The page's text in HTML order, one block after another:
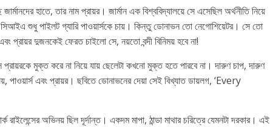
হাতে, তার নাম প্রায়র। জার্মান এক বিশ্ববিদ্যালয়ে সে এসেছিল অর্থনীতি নিয়ে
শুধু পাইলট গ্যারি পাওয়ার্সকে চায়। কিন্তু ডোনাভন তো নেগোশিয়েটর। সে তো
প্রায়র দুজনকেই ফেরত চাইলো সে, নয়তো বন্দী বিনিময় হবে না!
মুক্ত করে না নিয়ে যায় ছেলেটা কখনো মুক্ত হতে পারবে না। দারুণ চাপ, দারুণ
এবং প্রায়র। ছবিতে ডোনাভনের দেয়া সেই বিখ্যাত ডায়লগ, ‘Every
অভিনয় ছিল দূর্দান্ত। একদম মাপা, ঠান্ডা মাথার চরিত্রে যেমনটা দরকার। এই